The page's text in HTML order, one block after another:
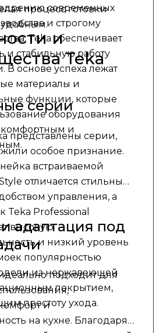
процесс готовки
современных
и строгому
Teka обеспечивает
и стабильную работу
В основе успеха лежат
материалы и
функции, которые
оборудования
и
и
Teka
серии
представлены серии,
особое признание.
встраиваемой
отличается стильным
управления, а
Teka Professional
высокую
и низкий уровень
популярностью
из нержавеющей
покрытием,
простоту ухода.
адаптация под
подходит для
и
на кухне. Благодаря